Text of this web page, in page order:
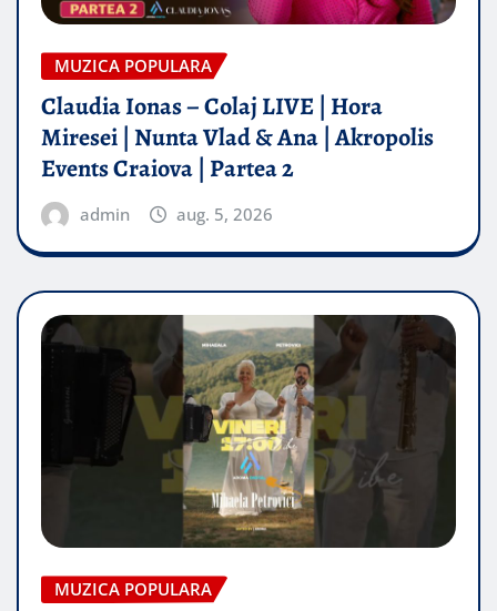
MUZICA POPULARA
Claudia Ionas – Colaj LIVE | Hora
Miresei | Nunta Vlad & Ana | Akropolis
Events Craiova | Partea 2
admin aug. 5, 2026
MUZICA POPULARA